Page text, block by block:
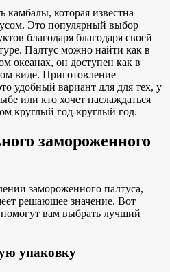
которая известна
Это популярный выбор
благодаря благодаря своей
Палтус можно найти как в
океанах, он доступен как в
виде. Приготовление
удобный вариант для для тех, у
или кто хочет наслаждаться
круглый год-круглый год.
замороженного
замороженного палтуса,
решающее значение. Вот
помогут вам выбрать лучший
упаковку